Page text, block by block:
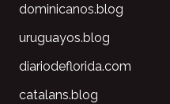
dominicanos.blog
uruguayos.blog
diariodeflorida.com
catalans.blog